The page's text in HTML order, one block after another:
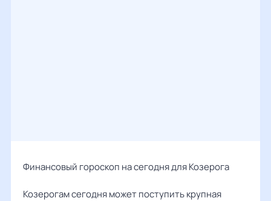
Финансовый гороскоп на сегодня для Козерога
Козерогам сегодня может поступить крупная